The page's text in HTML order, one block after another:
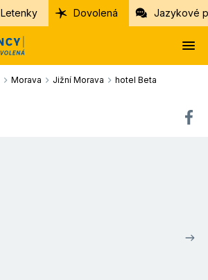
Letenky Dovolená Jazykové
Morava Jižní Morava hotel Beta